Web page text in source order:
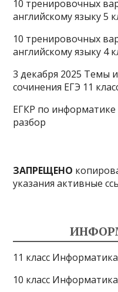
10 тренировочных
английскому языку 5
10 тренировочных
английскому языку 4
3 декабря 2025 Темы
сочинения ЕГЭ 11
ЕГКР по
разбор
ЗАПРЕЩЕНО
указания активные
11 класс
10 класс